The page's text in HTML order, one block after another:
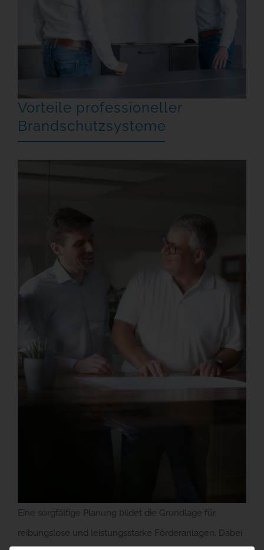
Vorteile professioneller
Brandschutzsysteme
Eine sorgfältige Planung bildet die Grundlage für
reibungslose und leistungsstarke Förderanlagen. Dabei